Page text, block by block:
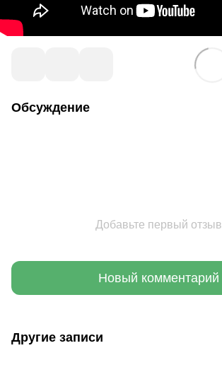
Обсуждение
Добавьте первый отзыв
Новый комментарий
Другие записи